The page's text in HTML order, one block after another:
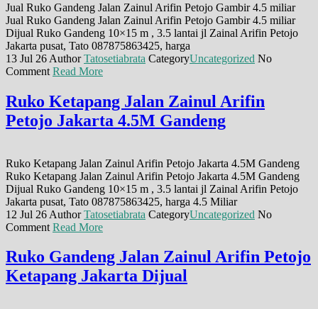
Jual Ruko Gandeng Jalan Zainul Arifin Petojo Gambir 4.5 miliar
Jual Ruko Gandeng Jalan Zainul Arifin Petojo Gambir 4.5 miliar
Dijual Ruko Gandeng 10×15 m , 3.5 lantai jl Zainal Arifin Petojo
Jakarta pusat, Tato 087875863425, harga
13 Jul 26 AuthorTatosetiabrata CategoryUncategorized No
Comment Read More
Ruko Ketapang Jalan Zainul Arifin
Petojo Jakarta 4.5M Gandeng
Ruko Ketapang Jalan Zainul Arifin Petojo Jakarta 4.5M Gandeng
Ruko Ketapang Jalan Zainul Arifin Petojo Jakarta 4.5M Gandeng
Dijual Ruko Gandeng 10×15 m , 3.5 lantai jl Zainal Arifin Petojo
Jakarta pusat, Tato 087875863425, harga 4.5 Miliar
12 Jul 26 AuthorTatosetiabrata CategoryUncategorized No
Comment Read More
Ruko Gandeng Jalan Zainul Arifin Petojo
Ketapang Jakarta Dijual